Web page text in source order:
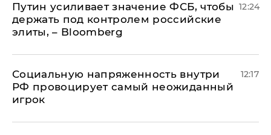
Путин усиливает значение ФСБ, чтобы
держать под контролем российские
элиты, – Bloomberg
12:24
Социальную напряженность внутри
РФ провоцирует самый неожиданный
игрок
12:17